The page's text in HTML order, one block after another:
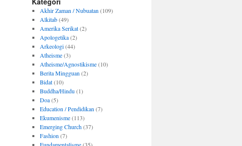
Akhir Zaman / Nubuatan (109)
Alkitab(49)
Amerika Serikat(2)
Apologetika(2)
Arkeologi(44)
Atheisme(3)
Atheisme/Agnostikisme(10)
Berita Mingguan (2)
Bidat(10)
Buddha/Hindu (1)
Doa(5)
Education / Pendidikan (7)
Ekumenisme(113)
Emerging Church(37)
Fashion (7)